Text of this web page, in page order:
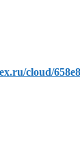
cloud/